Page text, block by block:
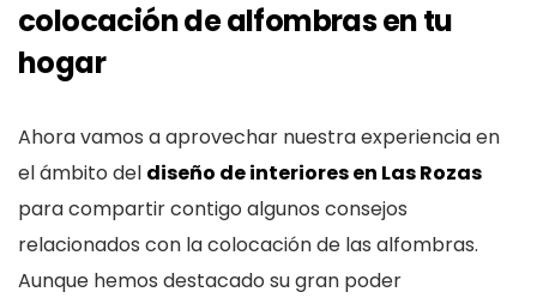
colocación de alfombras en tu
hogar
Ahora vamos a aprovechar nuestra experiencia en
el ámbito del diseño de interiores en Las Rozas
para compartir contigo algunos consejos
relacionados con la colocación de las alfombras.
Aunque hemos destacado su gran poder